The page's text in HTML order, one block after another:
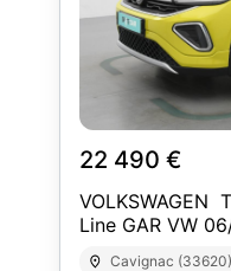
22 490 €
VOLKSWAGEN
Line GAR VW
Cavignac (33620)